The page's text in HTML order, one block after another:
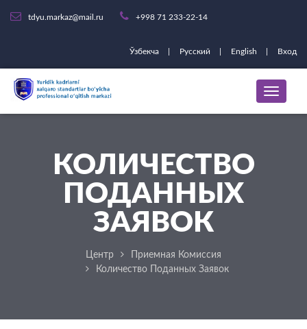
tdyu.markaz@mail.ru +998 71 233-22-14
Ўзбекча Русский English Вход
КОЛИЧЕСТВО
ПОДАННЫХ
ЗАЯВОК
Центр
Приемная Комиссия
Количество Поданных Заявок